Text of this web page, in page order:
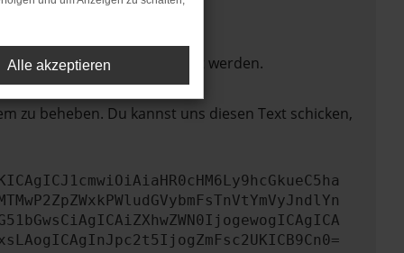
nicht mehr unterstützt werden.
zu beheben. Du kannst uns diesen Text schicken,
Alle akzeptieren